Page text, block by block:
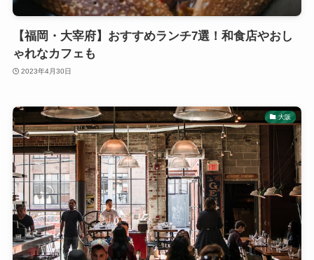
【福岡・大宰府】おすすめランチ7選！和食店やおし
ゃれなカフェも
2023年4月30日
大阪